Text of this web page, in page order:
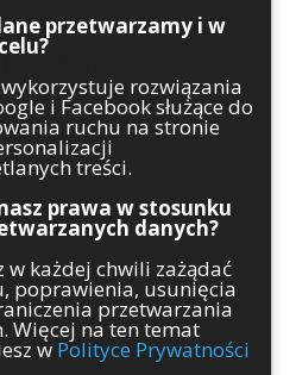
Kategorie
Architektura
Gospodarka
Handel
Komunikaty
Kultura
Polityka
Pozostałe
Psychologia
Rolnictwo
przetwarzamy i w
rozwiązania
i Facebook służące do
ruchu na stronie
treści.
prawa w stosunku
danych?
w każdej chwili zażądać
poprawienia, usunięcia
przetwarzania
Więcej na ten temat
w Polityce Prywatności